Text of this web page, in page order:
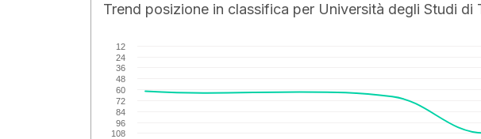
Trend posizione in classifica per Università degli Studi di
12
24
36
48
60
72
84
96
108